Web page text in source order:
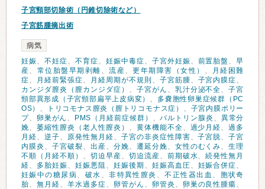
子宮頸部切除術（円錐切除術など）
子宮筋腫摘出術
病気
妊娠、 不妊症、 不育症、 妊娠中毒症、 子宮外妊娠、 前置胎盤、早
産、 常位胎盤早期剥離 、流産、更年期障害（女性） 、
月経困難
症、 月経前緊張症、 月経周期が不規則 、 子宮筋腫、 子宮内膜症、
カンジダ膣炎（膣カンジダ症） 、 子宮がん 、 乳汁分泌不全、子宮
頸部異形成（子宮頸部扁平上皮病変） 、 多嚢胞性卵巣症候群（PC
OS） 、 トリコモナス膣炎（膣トリコモナス症） 、 子宮内膜ポリー
プ、 卵巣がん 、 PMS（月経前症候群） 、バルトリン腺炎 、 異常分
娩、 萎縮性膣炎（老人性膣炎） 、 黄体機能不全、 過少月経、過多
月経、 逆子、 原発性無月経、 子宮の非炎症性障害、子宮脱、子宮
内膜炎 、 子宮破裂、 出産、 分娩、 遷延分娩、 女性のむくみ、生理
不順（月経不順） 、 切迫早産、 切迫流産、 前期破水、続発性無月
経、 多胎妊娠、 妊娠悪阻 、 妊娠後期 、 妊娠高血圧、 妊娠合併症、
妊娠中の糖尿病、 破水 、非特異性膣炎 、不正性器出血 、
胞状奇
胎、 無月経、 羊水過多症、 卵管がん 、 卵管炎 、 卵巣の良性腫瘍、